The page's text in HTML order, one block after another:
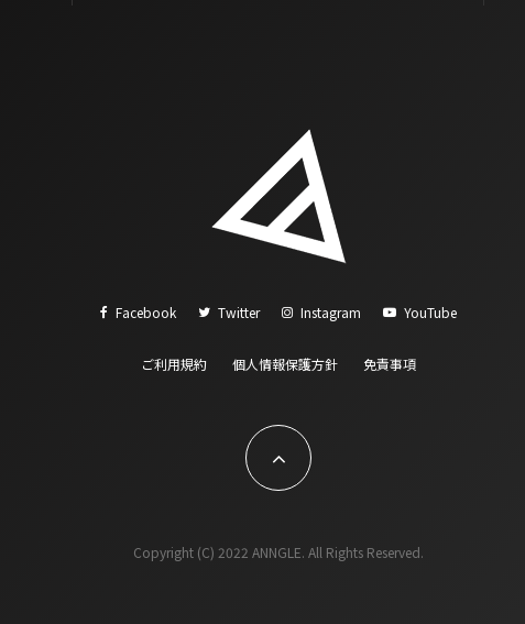
Facebook Twitter Instagram YouTube
ご利用規約 個人情報保護方針 免責事項
Copyright (C) 2022 ANNGLE. All Rights Reserved.